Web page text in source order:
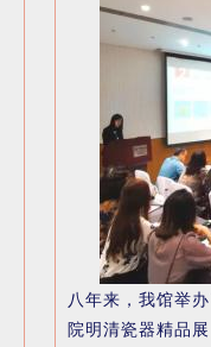
八年来，我馆举
院明清瓷器精品